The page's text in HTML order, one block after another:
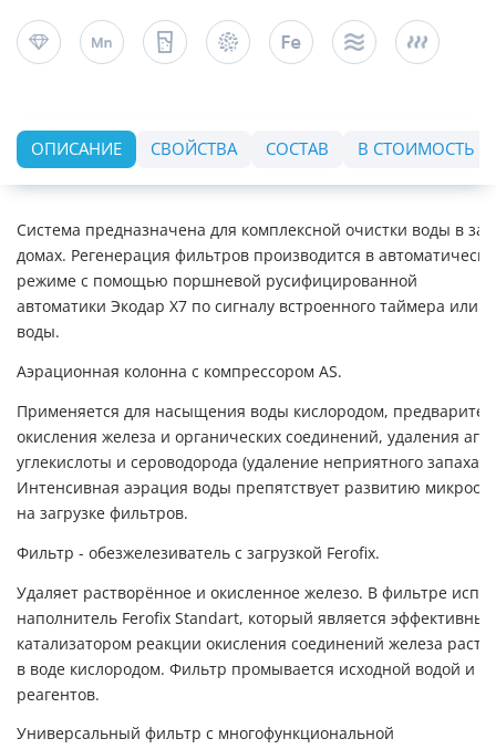
ОПИСАНИЕ СВОЙСТВА СОСТАВ В СТОИМОСТЬ
Система предназначена для комплексной очистки воды в
домах. Регенерация фильтров производится в
режиме с помощью поршневой русифицированной
автоматики Экодар X7 по сигналу встроенного таймера или
воды.
Аэрационная колонна с компрессором AS.
Применяется для насыщения воды кислородом,
окисления железа и органических соединений, удаления
углекислоты и сероводорода (удаление неприятного запаха).
Интенсивная аэрация воды препятствует развитию
на загрузке фильтров.
Фильтр - обезжелезиватель с загрузкой Ferofix.
Удаляет растворённое и окисленное железо. В фильтре
наполнитель Ferofix Standart, который является эффективным
катализатором реакции окисления соединений железа
в воде кислородом. Фильтр промывается исходной водой и
реагентов.
Универсальный фильтр с многофункциональной